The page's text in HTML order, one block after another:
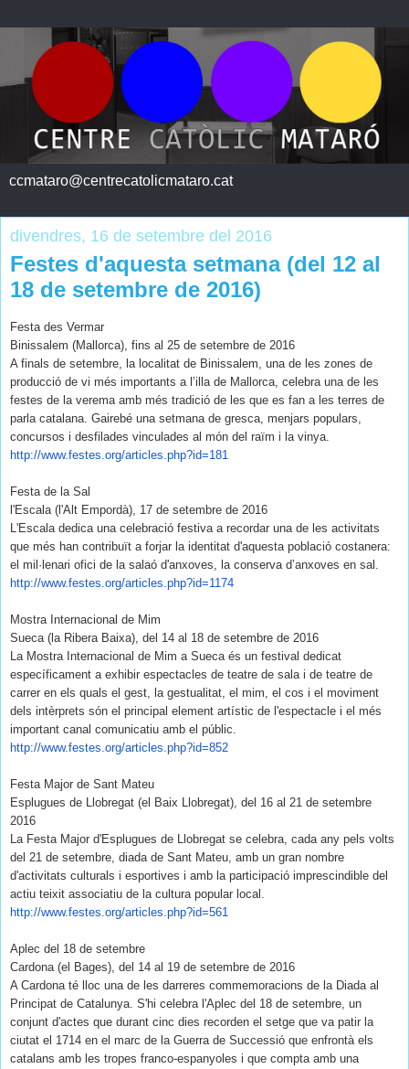
ccmataro@centrecatolicmataro.cat
divendres, 16 de setembre del 2016
Festes d'aquesta setmana (del 12 al
18 de setembre de 2016)
Festa des Vermar
Binissalem (Mallorca), fins al 25 de setembre de 2016
A finals de setembre, la localitat de Binissalem, una de les zones de
producció de vi més importants a l’illa de Mallorca, celebra una de les
festes de la verema amb més tradició de les que es fan a les terres de
parla catalana. Gairebé una setmana de gresca, menjars populars,
concursos i desfilades vinculades al món del raïm i la vinya.
http://www.festes.org/articles.php?id=181
Festa de la Sal
l'Escala (l'Alt Empordà), 17 de setembre de 2016
L'Escala dedica una celebració festiva a recordar una de les activitats
que més han contribuït a forjar la identitat d'aquesta població costanera:
el mil·lenari ofici de la salaó d'anxoves, la conserva d’anxoves en sal.
http://www.festes.org/articles.php?id=1174
Mostra Internacional de Mim
Sueca (la Ribera Baixa), del 14 al 18 de setembre de 2016
La Mostra Internacional de Mim a Sueca és un festival dedicat
específicament a exhibir espectacles de teatre de sala i de teatre de
carrer en els quals el gest, la gestualitat, el mim, el cos i el moviment
dels intèrprets són el principal element artístic de l'espectacle i el més
important canal comunicatiu amb el públic.
http://www.festes.org/articles.php?id=852
Festa Major de Sant Mateu
Esplugues de Llobregat (el Baix Llobregat), del 16 al 21 de setembre
2016
La Festa Major d'Esplugues de Llobregat se celebra, cada any pels volts
del 21 de setembre, diada de Sant Mateu, amb un gran nombre
d'activitats culturals i esportives i amb la participació imprescindible del
actiu teixit associatiu de la cultura popular local.
http://www.festes.org/articles.php?id=561
Aplec del 18 de setembre
Cardona (el Bages), del 14 al 19 de setembre de 2016
A Cardona té lloc una de les darreres commemoracions de la Diada al
Principat de Catalunya. S'hi celebra l'Aplec del 18 de setembre, un
conjunt d'actes que durant cinc dies recorden el setge que va patir la
ciutat el 1714 en el marc de la Guerra de Successió que enfrontà els
catalans amb les tropes franco-espanyoles i que compta amb una